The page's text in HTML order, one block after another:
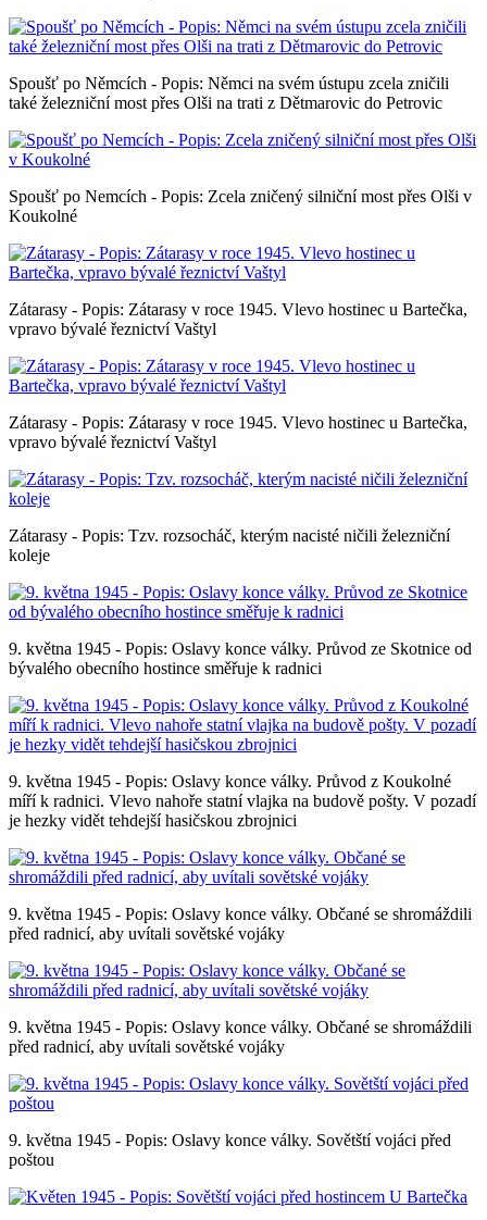
Spoušť po Němcích - Popis: Němci na svém ústupu zcela zničili
také železniční most přes Olši na trati z Dětmarovic do Petrovic
Spoušť po Nemcích - Popis: Zcela zničený silniční most přes Olši v
Koukolné
Zátarasy - Popis: Zátarasy v roce 1945. Vlevo hostinec u Bartečka,
vpravo bývalé řeznictví Vaštyl
Zátarasy - Popis: Zátarasy v roce 1945. Vlevo hostinec u Bartečka,
vpravo bývalé řeznictví Vaštyl
Zátarasy - Popis: Tzv. rozsocháč, kterým nacisté ničili železniční
koleje
9. května 1945 - Popis: Oslavy konce války. Průvod ze Skotnice od
bývalého obecního hostince směřuje k radnici
9. května 1945 - Popis: Oslavy konce války. Průvod z Koukolné
míří k radnici. Vlevo nahoře statní vlajka na budově pošty. V pozadí
je hezky vidět tehdejší hasičskou zbrojnici
9. května 1945 - Popis: Oslavy konce války. Občané se shromáždili
před radnicí, aby uvítali sovětské vojáky
9. května 1945 - Popis: Oslavy konce války. Občané se shromáždili
před radnicí, aby uvítali sovětské vojáky
9. května 1945 - Popis: Oslavy konce války. Sovětští vojáci před
poštou